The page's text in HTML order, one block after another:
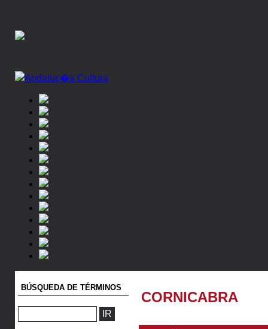
BÚSQUEDA DE TÉRMINOS
CORNICABRA